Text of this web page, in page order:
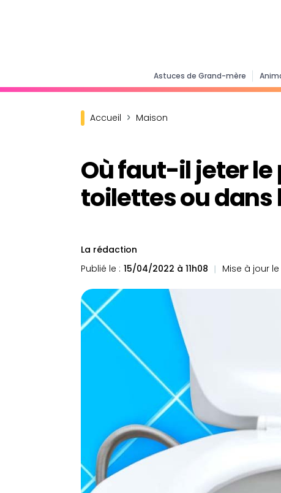
Astuces de Grand-mère
Accueil Maison
Où faut-il jeter
toilettes ou dans
La rédaction
Publié le : 15/04/2022 à 11h08 Mise à jour le